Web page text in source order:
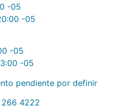
-05
-05
-05
-05
pendiente por definir
4222